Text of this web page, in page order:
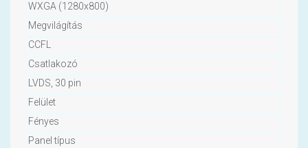
WXGA (1280x800)
Megvilágítás
CCFL
Csatlakozó
LVDS, 30 pin
Felület
Fényes
Panel típus